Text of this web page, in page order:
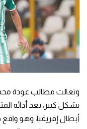
وتعالت مطالب عودة
بشكل كبير، بعد أدائه
أبطال إفريقيا، وهو